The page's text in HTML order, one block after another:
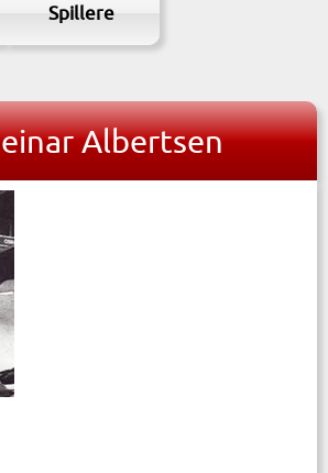
Spillere
Albertsen